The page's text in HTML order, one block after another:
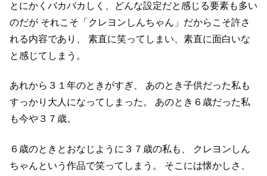
とにかくバカバカしく、どんな設定だと感じる要素も多い
のだが それこそ「クレヨンしんちゃん」だからこそ許さ
れる内容であり、
素直に笑ってしまい、素直に面白いな
と感じてしまう。
あれから３１年のときがすぎ、
あのとき子供だった私も
すっかり大人になってしまった。
あのとき６歳だった私
も今や３７歳。
６歳のときとおなじように３７歳の私も、
クレヨンしん
ちゃんという作品で笑ってしまう。
そこには懐かしさ、